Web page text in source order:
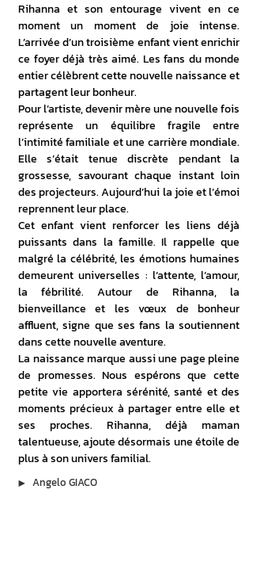
Rihanna et son entourage vivent en ce
moment un moment de joie intense.
L’arrivée d’un troisième enfant vient enrichir
ce foyer déjà très aimé. Les fans du monde
entier célèbrent cette nouvelle naissance et
partagent leur bonheur.
Pour l’artiste, devenir mère une nouvelle fois
représente un équilibre fragile entre
l’intimité familiale et une carrière mondiale.
Elle s’était tenue discrète pendant la
grossesse, savourant chaque instant loin
des projecteurs. Aujourd’hui la joie et l’émoi
reprennent leur place.
Cet enfant vient renforcer les liens déjà
puissants dans la famille. Il rappelle que
malgré la célébrité, les émotions humaines
demeurent universelles : l’attente, l’amour,
la fébrilité. Autour de Rihanna, la
bienveillance et les vœux de bonheur
affluent, signe que ses fans la soutiennent
dans cette nouvelle aventure.
La naissance marque aussi une page pleine
de promesses. Nous espérons que cette
petite vie apportera sérénité, santé et des
moments précieux à partager entre elle et
ses proches. Rihanna, déjà maman
talentueuse, ajoute désormais une étoile de
plus à son univers familial.
▶︎ Angelo GIACO